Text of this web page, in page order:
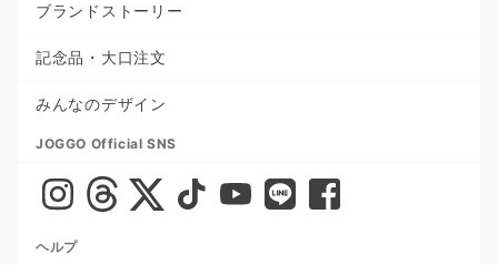
ブランドストーリー
記念品・大口注文
みんなのデザイン
JOGGO Official SNS
ヘルプ